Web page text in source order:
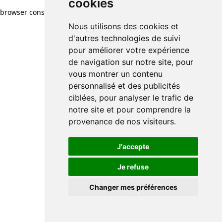
cookies
Nous utilisons des cookies et
d'autres technologies de suivi
pour améliorer votre expérience
de navigation sur notre site, pour
vous montrer un contenu
personnalisé et des publicités
ciblées, pour analyser le trafic de
notre site et pour comprendre la
provenance de nos visiteurs.
J'accepte
Je refuse
Changer mes préférences
browser console for more information)